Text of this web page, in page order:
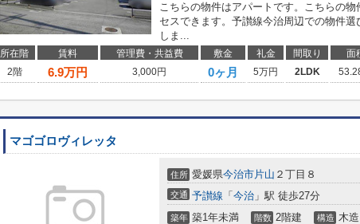
こちらの物件はアパートです。こちらの
セスできます。予讃線今治周辺での物件
しま...
所在階 賃料 管理費・共益費 敷金 礼金 間取り 面
2階
6.9万円 3,000円 0ヶ月 5万円 2LDK
マゴゴロヴィレッタ
住所 愛媛県今治市片山 ２丁目８
交通 予讃線 「 今治 」駅 徒歩27分
築年 築1年未満 階数 2階建 構造 木造